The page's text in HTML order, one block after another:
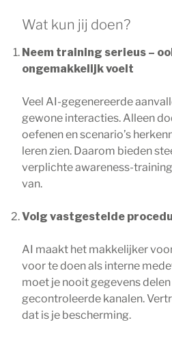
Wat kun jij doen?
Neem training serieus –
ongemakkelijk voelt
Veel AI-gegenereerde
gewone interacties. Alleen
oefenen en scenario’s
leren zien. Daarom bieden
verplichte awareness-
van.
Volg vastgestelde
AI maakt het makkelijker
voor te doen als interne
moet je nooit gegevens
gecontroleerde kanalen.
dat is je bescherming.